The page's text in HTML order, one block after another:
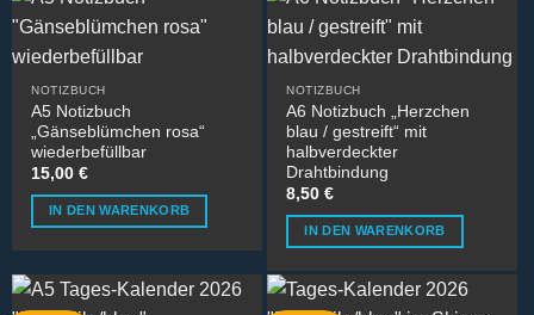
NOTIZBUCH
A5 Notizbuch
„Gänseblümchen rosa“
wiederbefüllbar
15,00€
IN DEN WARENKORB
NOTIZBUCH
A6 Notizbuch „Herzchen
blau / gestreift“ mit
halbverdeckter
Drahtbindung
8,50€
IN DEN WARENKORB